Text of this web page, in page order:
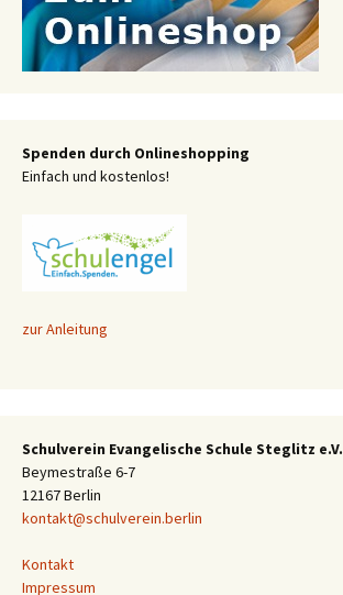
Spenden durch Onlineshopping
Einfach und kostenlos!
zur Anleitung
Schulverein Evangelische Schule Steglitz e.V.
Beymestraße 6-7
12167 Berlin
kontakt@schulverein.berlin
Kontakt
Impressum